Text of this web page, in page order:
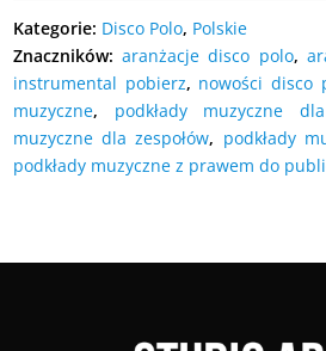
Kategorie: Disco Polo, Polskie
Znaczników:aranżacje disco polo,
instrumental pobierz, nowości disco
muzyczne, podkłady muzyczne
muzyczne dla zespołów, podkłady
podkłady muzyczne z prawem do